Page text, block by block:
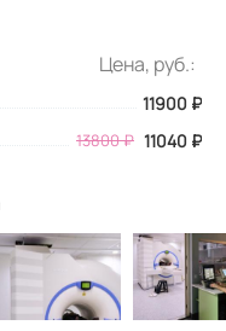
Цена, руб.:
11900 ₽
13800 ₽ 11040 ₽